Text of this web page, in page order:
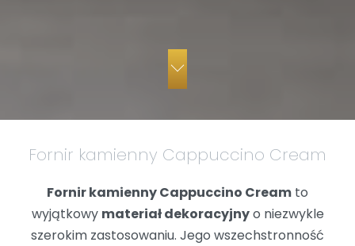
Fornir kamienny Cappuccino Cream
Fornir kamienny Cappuccino Cream to
wyjątkowy materiał dekoracyjnyo niezwykle
szerokim zastosowaniu. Jego wszechstronność